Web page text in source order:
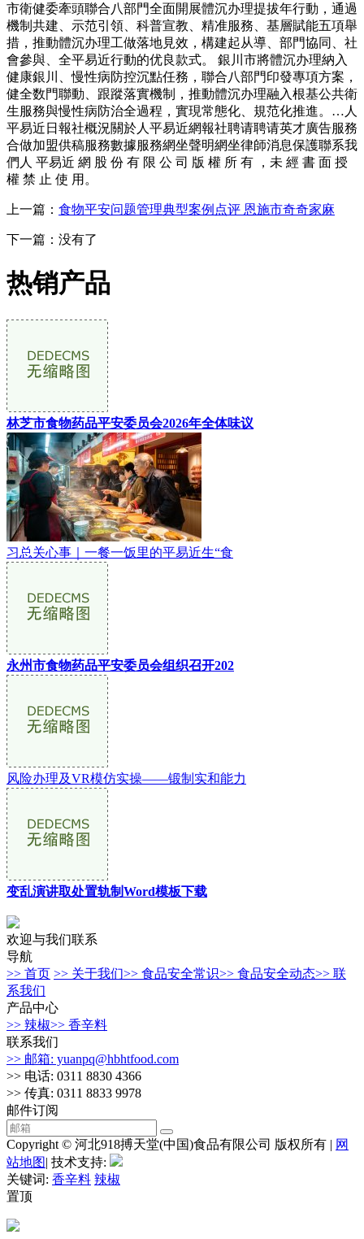
市衛健委牽頭聯合八部門全面開展體沉办理提拔年行動，通過
機制共建、示范引領、科普宣教、精准服務、基層賦能五項舉
措，推動體沉办理工做落地見效，構建起从導、部門協同、社
會參與、全平易近行動的优良款式。 銀川市將體沉办理納入
健康銀川、慢性病防控沉點任務，聯合八部門印發專項方案，
健全数門聯動、跟蹤落實機制，推動體沉办理融入根基公共衛
生服務與慢性病防治全過程，實現常態化、規范化推進。…人
平易近日報社概況關於人平易近網報社聘请聘请英才廣告服務
合做加盟供稿服務數據服務網坐聲明網坐律師消息保護聯系我
們人 平易近 網 股 份 有 限 公 司 版 權 所 有 ，未 經 書 面 授
權 禁 止 使 用。
上一篇： 食物平安问题管理典型案例点评 恩施市奇奇家麻
下一篇：没有了
热销产品
林芝市食物药品平安委员会2026年全体味议
习总关心事｜一餐一饭里的平易近生“食
永州市食物药品平安委员会组织召开202
风险办理及VR模仿实操——锻制实和能力
变乱演讲取处置轨制Word模板下载
欢迎与我们联系
导航
>> 首页 >> 关于我们>> 食品安全常识>> 食品安全动态>> 联
系我们
产品中心
>> 辣椒>> 香辛料
联系我们
>> 邮箱: yuanpq@hbhtfood.com
>> 电话: 0311 8830 4366
>> 传真: 0311 8833 9978
邮件订阅
Copyright © 河北918搏天堂(中国)食品有限公司 版权所有 | 网
站地图| 技术支持:
关键词: 香辛料 辣椒
置顶